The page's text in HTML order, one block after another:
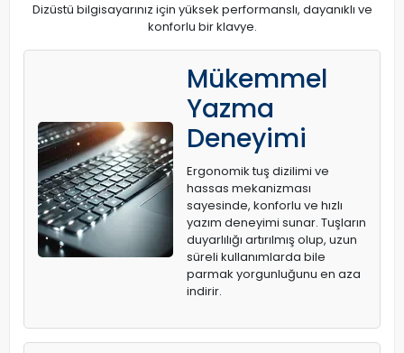
Dizüstü bilgisayarınız için yüksek performanslı, dayanıklı ve
konforlu bir klavye.
Mükemmel
Yazma
Deneyimi
Ergonomik tuş dizilimi ve
hassas mekanizması
sayesinde, konforlu ve hızlı
yazım deneyimi sunar. Tuşların
duyarlılığı artırılmış olup, uzun
süreli kullanımlarda bile
parmak yorgunluğunu en aza
indirir.